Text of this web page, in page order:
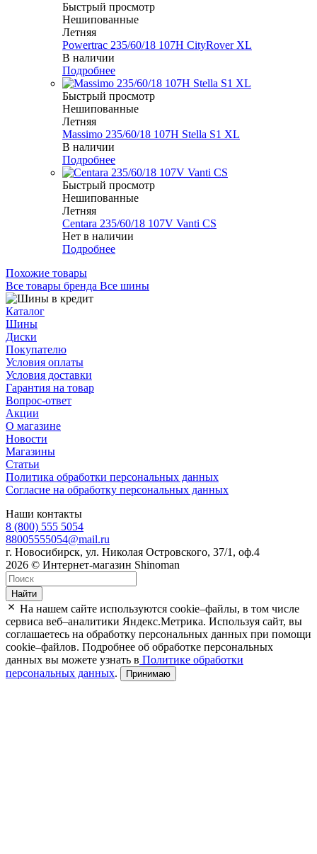
Быстрый просмотр
Нешипованные
Летняя
Powertrac 235/60/18 107H CityRover XL
В наличии
Подробнее
Быстрый просмотр
Нешипованные
Летняя
Massimo 235/60/18 107H Stella S1 XL
В наличии
Подробнее
Быстрый просмотр
Нешипованные
Летняя
Centara 235/60/18 107V Vanti CS
Нет в наличии
Подробнее
Похожие товары
Все товары бренда Все шины
Каталог
Шины
Диски
Покупателю
Условия оплаты
Условия доставки
Гарантия на товар
Вопрос-ответ
Акции
О магазине
Новости
Магазины
Статьи
Политика обработки персональных данных
Согласие на обработку персональных данных
Наши контакты
8 (800) 555 5054
88005555054@mail.ru
г. Новосибирск, ул. Николая Островского, 37/1, оф.4
2026 © Интернет-магазин Shinoman
Найти
На нашем сайте используются cookie–файлы, в том числе
сервиса веб–аналитики Яндекс.Метрика. Используя сайт, вы
соглашаетесь на обработку персональных данных при помощи
cookie–файлов. Подробнее об обработке персональных
данных вы можете узнать в Политике обработки
персональных данных. Принимаю